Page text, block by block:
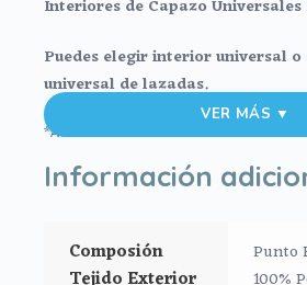
Interiores de Capazo
Puedes elegir interior universal
universal de lazadas.
*Aptos para todo tipo de capazos
capota unida al capazo mediante
*En tejido estampado.
VER MÁS ▼
Información
Composión
Punto
100%